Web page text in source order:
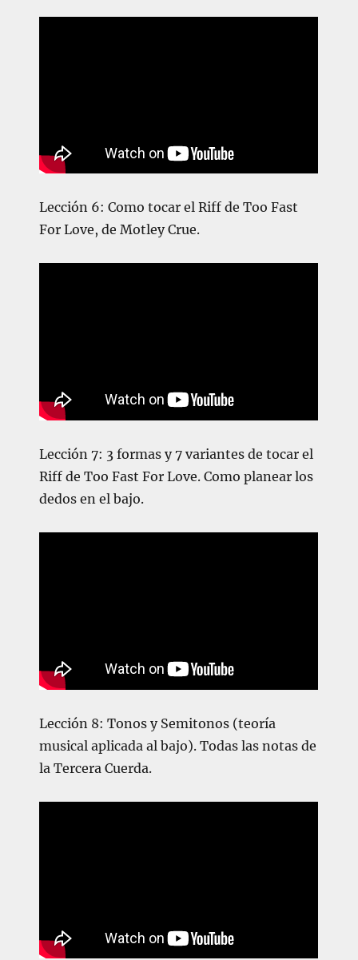
Lección 6: Como tocar el Riff de Too Fast
For Love, de Motley Crue.
Lección 7: 3 formas y 7 variantes de tocar el
Riff de Too Fast For Love. Como planear los
dedos en el bajo.
Lección 8: Tonos y Semitonos (teoría
musical aplicada al bajo).Todas las notas de
la Tercera Cuerda.